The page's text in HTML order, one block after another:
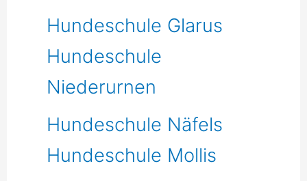
Hundeschule Glarus
Hundeschule
Niederurnen
Hundeschule Näfels
Hundeschule Mollis